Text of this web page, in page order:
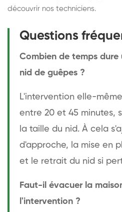
découvrir nos techniciens.
Questions
Combien de temps dure
nid de guêpes ?
L'intervention elle-
entre 20 et 45 minutes,
la taille du nid. À cela
d'approche, la mise en
et le retrait du nid si
Faut-il évacuer la
l'intervention ?